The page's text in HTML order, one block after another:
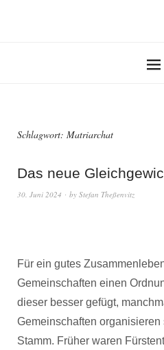
Schlagwort: Matriarchat
Das neue
30. Juni 2024 by Stefan Theßenvitz
Für ein gutes
Gemeinschaften einen
dieser besser gefügt,
Gemeinschaften
Stamm. Früher waren